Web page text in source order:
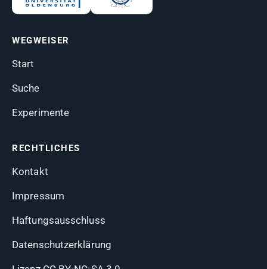
WEGWEISER
Start
Suche
Experimente
RECHTLICHES
Kontakt
Impressum
Haftungsausschluss
Datenschutzerklärung